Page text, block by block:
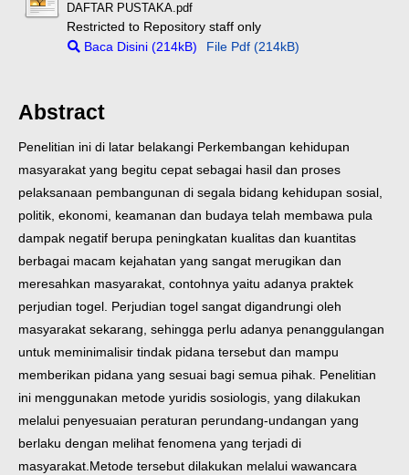
DAFTAR PUSTAKA.pdf
Restricted to Repository staff only
Baca Disini (214kB)
File Pdf (214kB)
Abstract
Penelitian ini di latar belakangi Perkembangan kehidupan
masyarakat yang begitu cepat sebagai hasil dan proses
pelaksanaan pembangunan di segala bidang kehidupan sosial,
politik, ekonomi, keamanan dan budaya telah membawa pula
dampak negatif berupa peningkatan kualitas dan kuantitas
berbagai macam kejahatan yang sangat merugikan dan
meresahkan masyarakat, contohnya yaitu adanya praktek
perjudian togel. Perjudian togel sangat digandrungi oleh
masyarakat sekarang, sehingga perlu adanya penanggulangan
untuk meminimalisir tindak pidana tersebut dan mampu
memberikan pidana yang sesuai bagi semua pihak. Penelitian
ini menggunakan metode yuridis sosiologis, yang dilakukan
melalui penyesuaian peraturan perundang-undangan yang
berlaku dengan melihat fenomena yang terjadi di
masyarakat.Metode tersebut dilakukan melalui wawancara